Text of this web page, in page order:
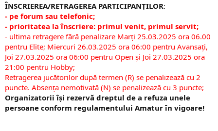
ÎNSCRIEREA/RETRAGEREA PARTICIPANȚILOR:
- pe forum sau telefonic;
- prioritatea la înscriere: primul venit, primul servit;
- ultima retragere fără penalizare Marți 25.03.2025 ora 06.00
pentru Elite; Miercuri 26.03.2025 ora 06:00 pentru Avansați,
Joi 27.03.2025 ora 06:00 pentru Open și Joi 27.03.2025 ora
21:00 pentru Hobby;
Retragerea jucătorilor după termen (R) se penalizează cu 2
puncte. Absența nemotivată (N) se penalizează cu 3 puncte;​​
Organizatorii își rezervă dreptul de a refuza unele
persoane conform regulamentului Amatur în vigoare!